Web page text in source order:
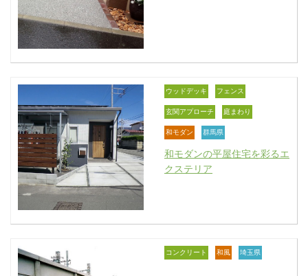
ウッドデッキ フェンス
玄関アプローチ 庭まわり
和モダン 群馬県
和モダンの平屋住宅を彩るエ
クステリア
コンクリート 和風 埼玉県